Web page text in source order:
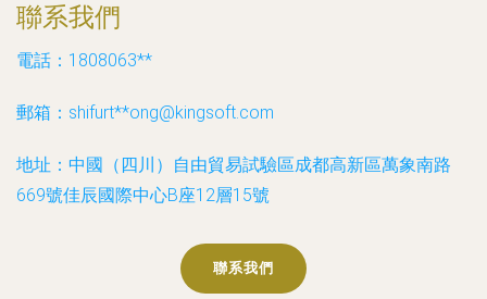
聯系我們
電話：1808063**
郵箱：shifurt**ong@kingsoft.com
地址：中國（四川）自由貿易試驗區成都高新區萬象南路
669號佳辰國際中心B座12層15號
聯系我們